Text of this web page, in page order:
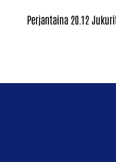
Perjantaina 20.12